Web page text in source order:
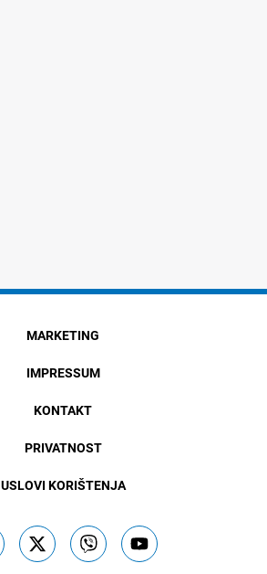
MARKETING
IMPRESSUM
KONTAKT
PRIVATNOST
USLOVI KORIŠTENJA